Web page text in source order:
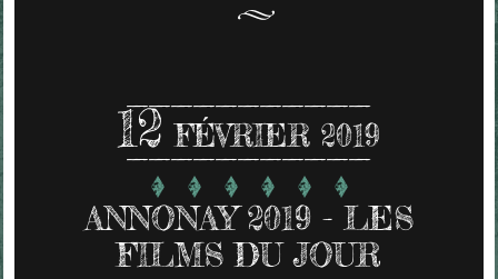
12 FÉVRIER 2019
ANNONAY 2019 - LES
FILMS DU JOUR